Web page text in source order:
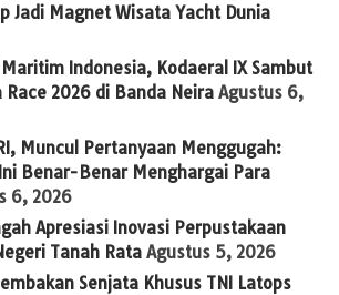
Jadi Magnet Wisata Yacht Dunia
Indonesia, Kodaeral IX Sambut
2026 di Banda Neira Agustus 6,
Muncul Pertanyaan Menggugah:
Benar-Benar Menghargai Para
6, 2026
Apresiasi Inovasi Perpustakaan
Tanah Rata Agustus 5, 2026
Senjata Khusus TNI Latops